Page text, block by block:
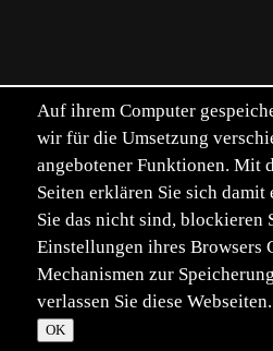
Auf ihrem Computer
wir für die Umsetzung
angebotener Funktionen. Mit
Seiten erklären Sie sich damit
Sie das nicht sind, blockieren
Einstellungen ihres Browsers
Mechanismen zur
verlassen Sie diese Webseiten.
OK